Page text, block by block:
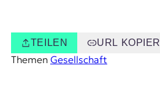
TEILEN URL
Themen Gesellschaft